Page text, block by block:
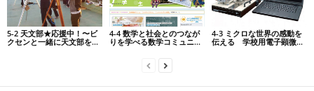
5-2 天文部★応援中！〜ビ
クセンと一緒に天文部を...
4-4 数学と社会とのつなが
りを学べる数学コミュニ...
4-3 ミクロな世界の感動を
伝える 学校用電子顕微...